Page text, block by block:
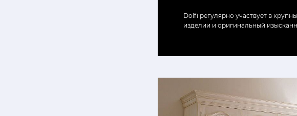
Dolfi регулярно участвует в
изделии и оригинальный